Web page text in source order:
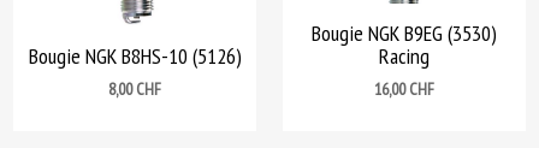
Bougie NGK B8HS-10 (5126)
Prix
8,00 CHF
Bougie NGK B9EG (3530)
Racing
Prix
16,00 CHF